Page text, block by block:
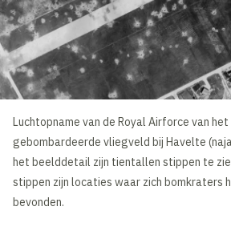
Luchtopname van de Royal Airforce van het
gebombardeerde vliegveld bij Havelte
het beelddetail zijn tientallen stippen te
stippen zijn locaties waar zich bomkraters
bevonden.